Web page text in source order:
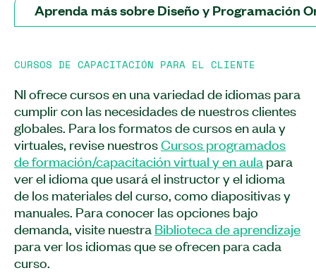
implementar una aplicación utilizando patrones
usando las clases de LabVIEW, cómo usar las
funcionalidad adicional a las clases de LabVIEW y
cómo modificar aplicaciones existentes de
LabVIEW para reemplazar patrones comunes
con objetos de LabVIEW. El curso incluye
ejemplos que demuestran la aplicación de estos
conceptos. El Curso Diseño y Programación
Orientados a Objetos en LabVIEW se recomienda
a los usuarios de LabVIEW que mejoran la
legibilidad y la reutilización de su código y los
programadores orientados a objetos que
implementan OOD en LabVIEW. Se requiere
Aprenda más sobre Diseño y Programación
CURSOS DE CAPACITACIÓN PARA EL CLIENTE
NI ofrece cursos en una variedad de idiomas para
cumplir con las necesidades de nuestros clientes
globales. Para los formatos de cursos en aula y
virtuales, revise nuestrosCursos programados
de formación/capacitación virtual y en aula para
ver el idioma que usará el instructor y el idioma
de los materiales del curso, como diapositivas y
manuales. Para conocer las opciones bajo
demanda, visite nuestra Biblioteca de aprendizaje
para ver los idiomas que se ofrecen para cada
curso.